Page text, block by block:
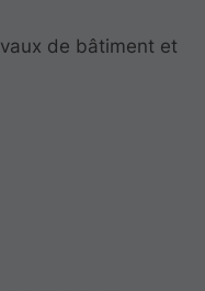
de bâtiment et